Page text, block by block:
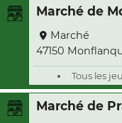
Marché de
Marché
47150
Tous les
Marché de